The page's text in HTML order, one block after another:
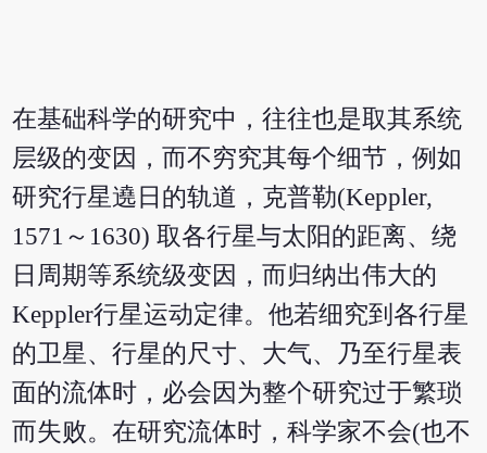
在基础科学的研究中，往往也是取其系统
层级的变因，而不穷究其每个细节，例如
研究行星遶日的轨道，克普勒(Keppler,
1571～1630) 取各行星与太阳的距离、绕
日周期等系统级变因，而归纳出伟大的
Keppler行星运动定律。他若细究到各行星
的卫星、行星的尺寸、大气、乃至行星表
面的流体时，必会因为整个研究过于繁琐
而失败。在研究流体时，科学家不会(也不